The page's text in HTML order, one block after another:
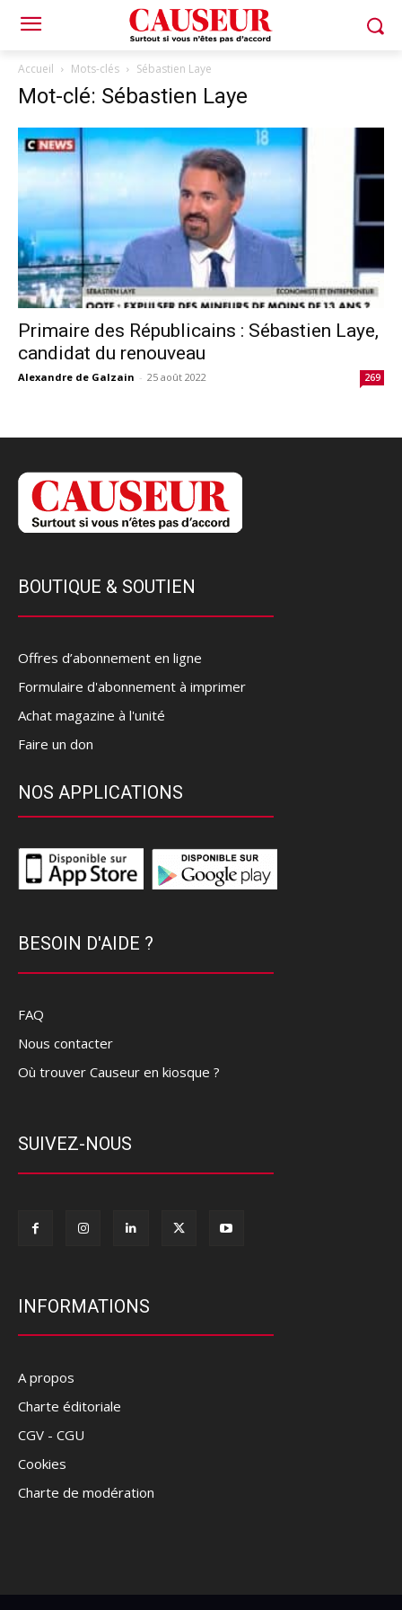
Accueil Mots-clés Sébastien Laye
Mot-clé: Sébastien Laye
Primaire des Républicains : Sébastien Laye,
candidat du renouveau
Alexandre de Galzain - 25 août 2022 269
BOUTIQUE & SOUTIEN
Offres d’abonnement en ligne
Formulaire d'abonnement à imprimer
Achat magazine à l'unité
Faire un don
NOS APPLICATIONS
BESOIN D'AIDE ?
FAQ
Nous contacter
Où trouver Causeur en kiosque ?
SUIVEZ-NOUS
INFORMATIONS
A propos
Charte éditoriale
CGV - CGU
Cookies
Charte de modération